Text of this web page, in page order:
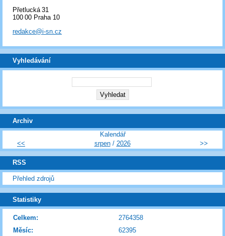
Přetlucká 31
100 00 Praha 10
redakce@i-sn.cz
Vyhledávání
Archiv
Kalendář
<<
srpen/ 2026 >>
RSS
Přehled zdrojů
Statistiky
Celkem:
2764358
Měsíc:
62395